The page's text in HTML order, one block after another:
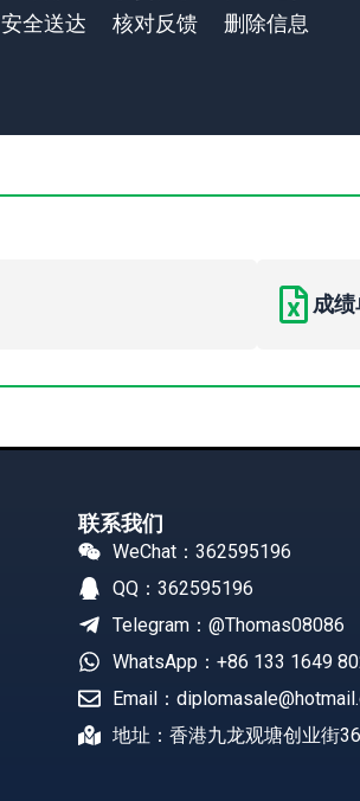
安全送达
核对反馈
删除信息
成
联系我们
WeChat：362595196
QQ：362595196
Telegram：@Thomas08086
WhatsApp：+86 133 1649
Email：
地址：香港九龙观塘创业街